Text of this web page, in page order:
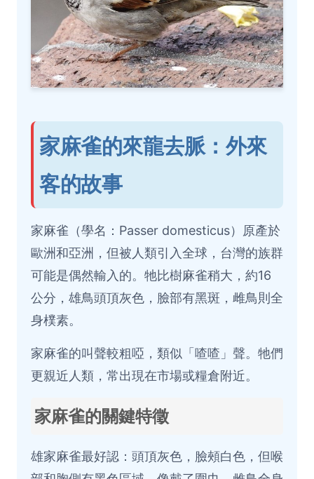
家麻雀的來龍去脈：外來
客的故事
家麻雀（學名：Passer domesticus）原產於
歐洲和亞洲，但被人類引入全球，台灣的族群
可能是偶然輸入的。牠比樹麻雀稍大，約16
公分，雄鳥頭頂灰色，臉部有黑斑，雌鳥則全
身樸素。
家麻雀的叫聲較粗啞，類似「喳喳」聲。牠們
更親近人類，常出現在市場或糧倉附近。
家麻雀的關鍵特徵
雄家麻雀最好認：頭頂灰色，臉頰白色，但喉